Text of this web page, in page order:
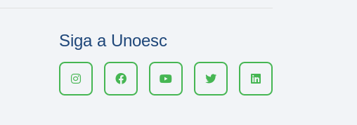
Siga a Unoesc